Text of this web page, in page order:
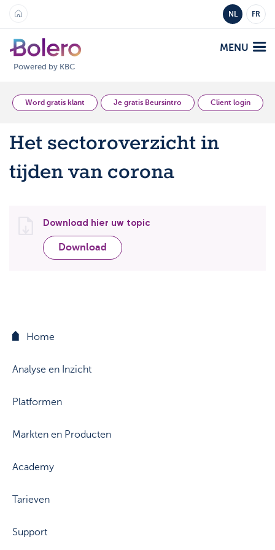
NL FR
Powered by KBC
MENU
Analyse en Inzicht
Platformen
Bolero
Aanbod
Producten
Producten
Platformen
Tarieven
Veelgestelde vragen
Word gratis klant Je gratis Beursintro Client login
Het sectoroverzicht in
tijden van corona
Download hier uw topic
Download
Home
Analyse en Inzicht
Platformen
Markten en Producten
Academy
Tarieven
Support